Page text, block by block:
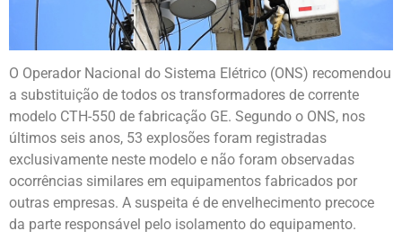
O Operador Nacional do Sistema Elétrico (ONS) recomendou
a substituição de todos os transformadores de corrente
modelo CTH-550 de fabricação GE. Segundo o ONS, nos
últimos seis anos, 53 explosões foram registradas
exclusivamente neste modelo e não foram observadas
ocorrências similares em equipamentos fabricados por
outras empresas. A suspeita é de envelhecimento precoce
da parte responsável pelo isolamento do equipamento.